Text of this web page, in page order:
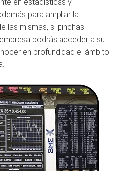
en estadísticas y
para ampliar la
las mismas, si pinchas
podrás acceder a su
en profundidad el ámbito